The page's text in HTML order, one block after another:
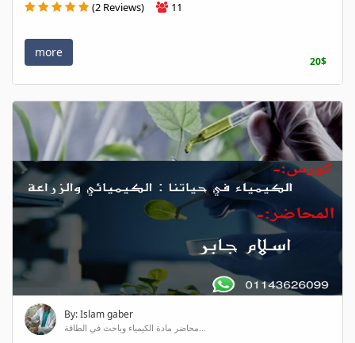
(2 Reviews) 11
more
20$
By: Islam gaber
محاضر مادة الكيمياء وباحث في الطاقة...